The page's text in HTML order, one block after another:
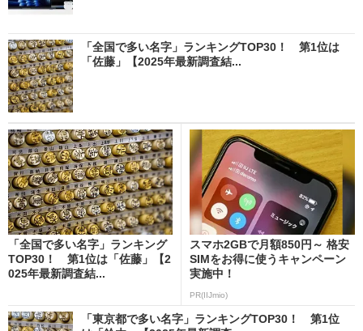
「全国で多い名字」ランキングTOP30！ 第1位は
「佐藤」【2025年最新調査結...
「全国で多い名字」ランキング
TOP30！ 第1位は「佐藤」【2
025年最新調査結...
スマホ2GBで月額850円～ 格安
SIMをお得に使うキャンペーン
実施中！
PR(IIJmio)
「東京都で多い名字」ランキングTOP30！ 第1位